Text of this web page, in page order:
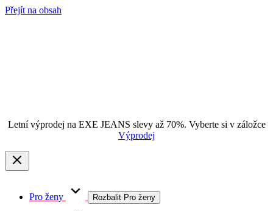
Přejít na obsah
Letní výprodej na EXE JEANS slevy až 70%. Vyberte si v záložce
Výprodej
Pro ženy Rozbalit Pro ženy